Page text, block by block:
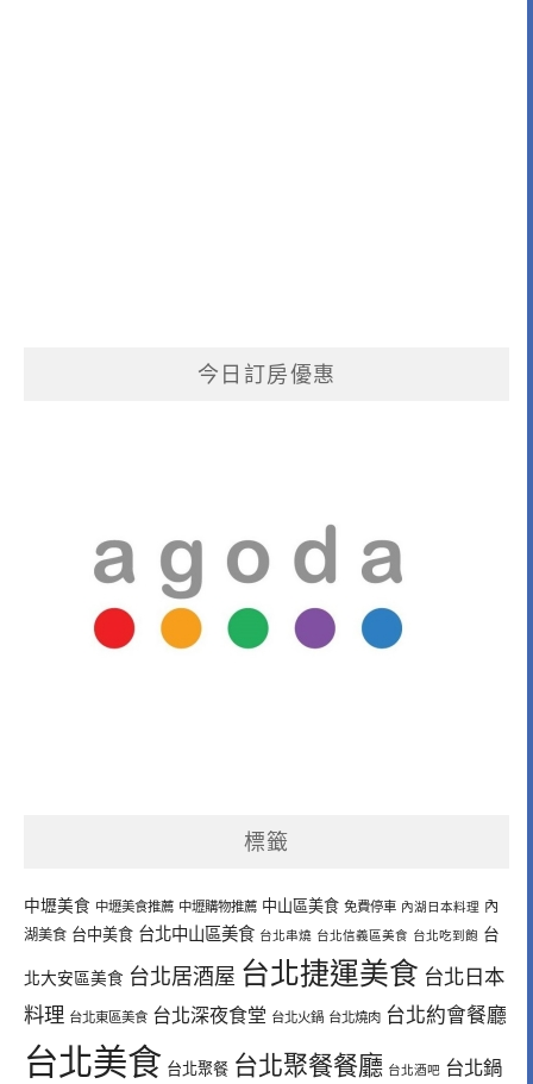
今日訂房優惠
標籤
中壢美食 中壢美食推薦 中壢購物推薦 中山區美食 免費停車 內湖日本料理 內
湖美食 台中美食 台北中山區美食 台北串燒 台北信義區美食 台北吃到飽 台
北大安區美食 台北居酒屋 台北捷運美食 台北日本
料理 台北東區美食 台北深夜食堂 台北火鍋 台北燒肉 台北約會餐廳
台北美食 台北聚餐 台北聚餐餐廳 台北酒吧 台北鍋